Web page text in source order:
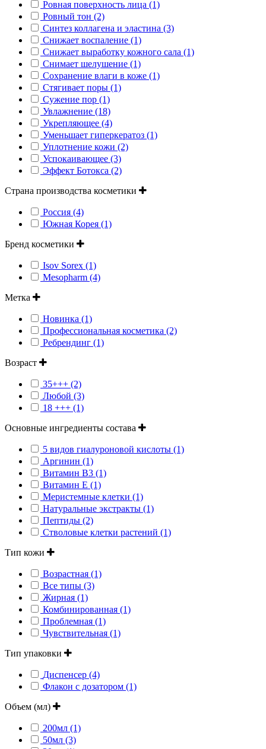
Ровная поверхность лица (1)
Ровный тон (2)
Синтез коллагена и эластина (3)
Снижает воспаление (1)
Снижает выработку кожного сала (1)
Снимает шелушение (1)
Сохранение влаги в коже (1)
Стягивает поры (1)
Сужение пор (1)
Увлажнение (18)
Укрепляющее (4)
Уменьшает гиперкератоз (1)
Уплотнение кожи (2)
Успокаивающее (3)
Эффект Ботокса (2)
Страна производства косметики
Россия (4)
Южная Корея (1)
Бренд косметики
Isov Sorex (1)
Mesopharm (4)
Метка
Новинка (1)
Профессиональная косметика (2)
Ребрендинг (1)
Возраст
35+++ (2)
Любой (3)
18 +++ (1)
Основные ингредиенты состава
5 видов гиалуроновой кислоты (1)
Аргинин (1)
Витамин В3 (1)
Витамин Е (1)
Меристемные клетки (1)
Натуральные экстракты (1)
Пептиды (2)
Стволовые клетки растений (1)
Тип кожи
Возрастная (1)
Все типы (3)
Жирная (1)
Комбинированная (1)
Проблемная (1)
Чувствительная (1)
Тип упаковки
Диспенсер (4)
Флакон с дозатором (1)
Объем (мл)
200мл (1)
50мл (3)